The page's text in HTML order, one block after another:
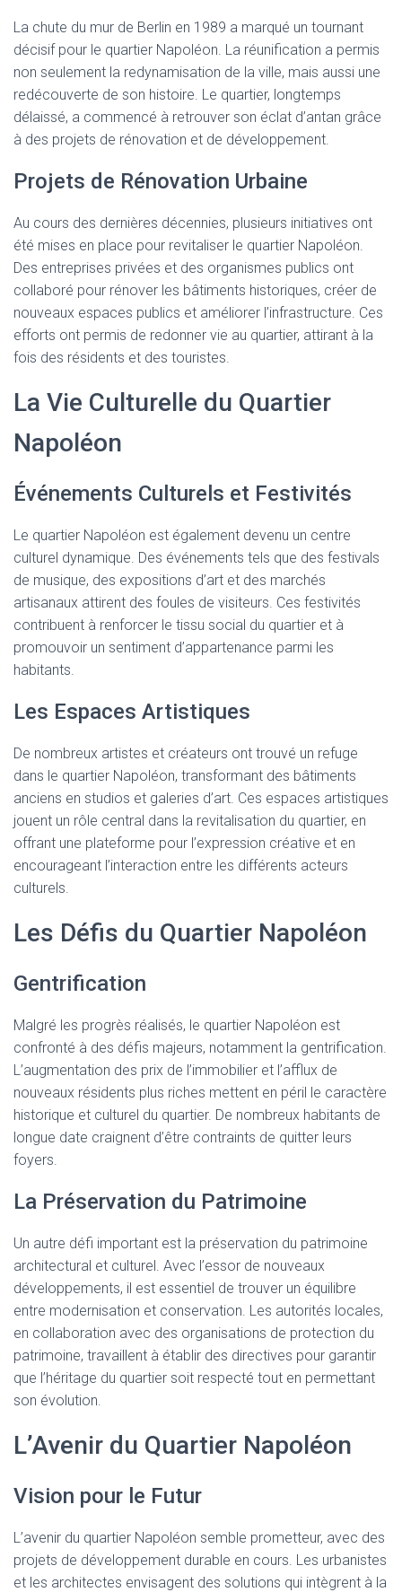
La chute du mur de Berlin en 1989 a marqué un tournant
décisif pour le quartier Napoléon. La réunification a permis
non seulement la redynamisation de la ville, mais aussi une
redécouverte de son histoire. Le quartier, longtemps
délaissé, a commencé à retrouver son éclat d’antan grâce
à des projets de rénovation et de développement.
Projets de Rénovation Urbaine
Au cours des dernières décennies, plusieurs initiatives ont
été mises en place pour revitaliser le quartier Napoléon.
Des entreprises privées et des organismes publics ont
collaboré pour rénover les bâtiments historiques, créer de
nouveaux espaces publics et améliorer l’infrastructure. Ces
efforts ont permis de redonner vie au quartier, attirant à la
fois des résidents et des touristes.
La Vie Culturelle du Quartier
Napoléon
Événements Culturels et Festivités
Le quartier Napoléon est également devenu un centre
culturel dynamique. Des événements tels que des festivals
de musique, des expositions d’art et des marchés
artisanaux attirent des foules de visiteurs. Ces festivités
contribuent à renforcer le tissu social du quartier et à
promouvoir un sentiment d’appartenance parmi les
habitants.
Les Espaces Artistiques
De nombreux artistes et créateurs ont trouvé un refuge
dans le quartier Napoléon, transformant des bâtiments
anciens en studios et galeries d’art. Ces espaces artistiques
jouent un rôle central dans la revitalisation du quartier, en
offrant une plateforme pour l’expression créative et en
encourageant l’interaction entre les différents acteurs
culturels.
Les Défis du Quartier Napoléon
Gentrification
Malgré les progrès réalisés, le quartier Napoléon est
confronté à des défis majeurs, notamment la gentrification.
L’augmentation des prix de l’immobilier et l’afflux de
nouveaux résidents plus riches mettent en péril le caractère
historique et culturel du quartier. De nombreux habitants de
longue date craignent d’être contraints de quitter leurs
foyers.
La Préservation du Patrimoine
Un autre défi important est la préservation du patrimoine
architectural et culturel. Avec l’essor de nouveaux
développements, il est essentiel de trouver un équilibre
entre modernisation et conservation. Les autorités locales,
en collaboration avec des organisations de protection du
patrimoine, travaillent à établir des directives pour garantir
que l’héritage du quartier soit respecté tout en permettant
son évolution.
L’Avenir du Quartier Napoléon
Vision pour le Futur
L’avenir du quartier Napoléon semble prometteur, avec des
projets de développement durable en cours. Les urbanistes
et les architectes envisagent des solutions qui intègrent à la